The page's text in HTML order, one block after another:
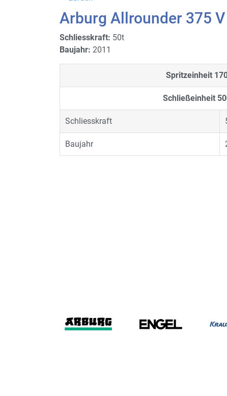
Arburg Allrounder 375
Schliesskraft: 50t
Baujahr: 2011
Spritzeinheit
Schließeinheit
Schliesskraft
Baujahr